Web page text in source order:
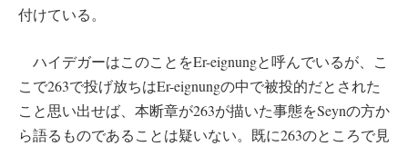
付けている。
ハイデガーはこのことをEr-eignungと呼んでいるが、こ
こで263で投げ放ちはEr-eignungの中で被投的だとされた
こと思い出せば、本断章が263が描いた事態をSeynの方か
ら語るものであることは疑いない。既に263のところで見